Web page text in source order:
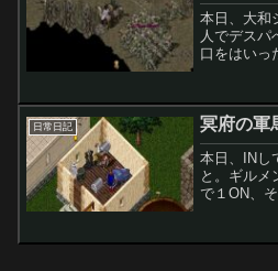
本日、大和
人でデスパ
口をはいっ
むと、誰
ここでし
ウケねらい
日常日記 冥府の軍
本日、INし
と。ギルメ
で１ON、
ギルド２
た。よろし